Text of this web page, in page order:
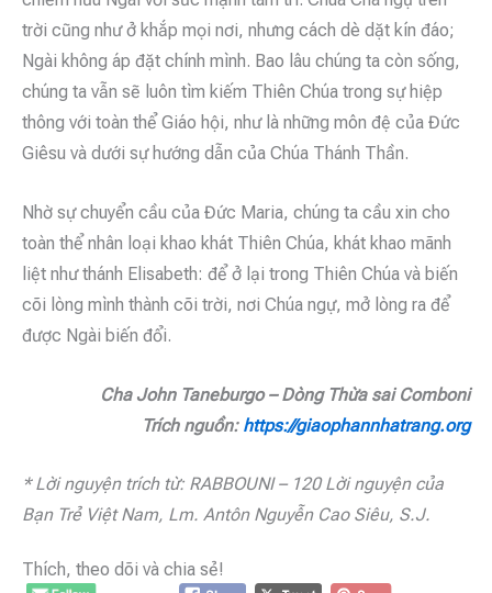
trời cũng như ở khắp mọi nơi, nhưng cách dè dặt kín đáo;
Ngài không áp đặt chính mình. Bao lâu chúng ta còn sống,
chúng ta vẫn sẽ luôn tìm kiếm Thiên Chúa trong sự hiệp
thông với toàn thể Giáo hội, như là những môn đệ của Đức
Giêsu và dưới sự hướng dẫn của Chúa Thánh Thần.
Nhờ sự chuyển cầu của Đức Maria, chúng ta cầu xin cho
toàn thể nhân loại khao khát Thiên Chúa, khát khao mãnh
liệt như thánh Elisabeth: để ở lại trong Thiên Chúa và biến
cõi lòng mình thành cõi trời, nơi Chúa ngự, mở lòng ra để
được Ngài biến đổi.
Cha John Taneburgo – Dòng Thừa sai Comboni
Trích nguồn: https://giaophannhatrang.org
* Lời nguyện trích từ: RABBOUNI – 120 Lời nguyện của
Bạn Trẻ Việt Nam, Lm. Antôn Nguyễn Cao Siêu, S.J.
Thích, theo dõi và chia sẻ!